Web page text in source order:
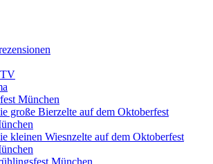
München
große Bierzelte auf dem Oktoberfest
kleinen Wiesnzelte auf dem Oktoberfest
München